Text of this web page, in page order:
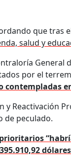
que tras
salud y
General
por el
y Reactivación
de peculado.